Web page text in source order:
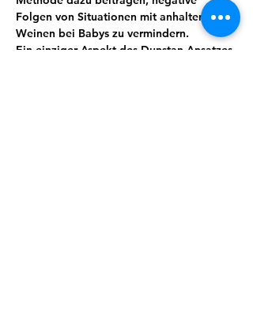
Folgen von Situationen mit anhaltendem
Weinen bei Babys zu vermindern.
Ein einziger Aspekt des Dunstan Ansatzes